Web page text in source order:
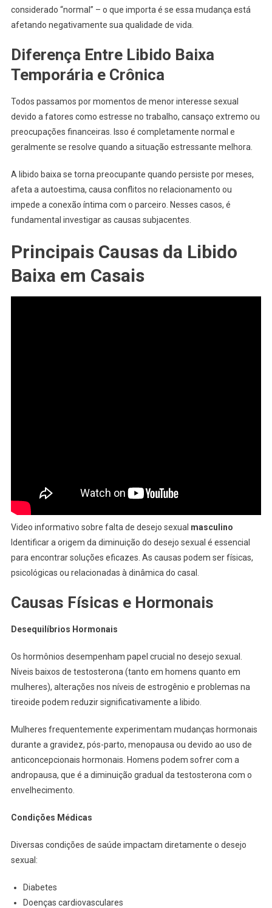
considerado “normal” – o que importa é se essa mudança está
afetando negativamente sua qualidade de vida.
Diferença Entre Libido Baixa
Temporária e Crônica
Todos passamos por momentos de menor interesse sexual
devido a fatores como estresse no trabalho, cansaço extremo ou
preocupações financeiras. Isso é completamente normal e
geralmente se resolve quando a situação estressante melhora.
A libido baixa se torna preocupante quando persiste por meses,
afeta a autoestima, causa conflitos no relacionamento ou
impede a conexão íntima com o parceiro. Nesses casos, é
fundamental investigar as causas subjacentes.
Principais Causas da Libido
Baixa em Casais
Video informativo sobre falta de desejo sexual masculino
Identificar a origem da diminuição do desejo sexual é essencial
para encontrar soluções eficazes. As causas podem ser físicas,
psicológicas ou relacionadas à dinâmica do casal.
Causas Físicas e Hormonais
Desequilíbrios Hormonais
Os hormônios desempenham papel crucial no desejo sexual.
Níveis baixos de testosterona (tanto em homens quanto em
mulheres), alterações nos níveis de estrogênio e problemas na
tireoide podem reduzir significativamente a libido.
Mulheres frequentemente experimentam mudanças hormonais
durante a gravidez, pós-parto, menopausa ou devido ao uso de
anticoncepcionais hormonais. Homens podem sofrer com a
andropausa, que é a diminuição gradual da testosterona com o
envelhecimento.
Condições Médicas
Diversas condições de saúde impactam diretamente o desejo
sexual:
Diabetes
Doenças cardiovasculares